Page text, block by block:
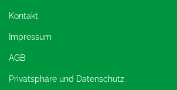
Kontakt
Impressum
AGB
Privatsphäre und Datenschutz